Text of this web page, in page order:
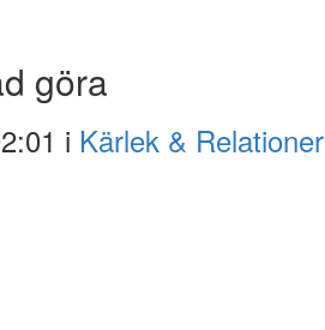
göra
i Kärlek & Relationer